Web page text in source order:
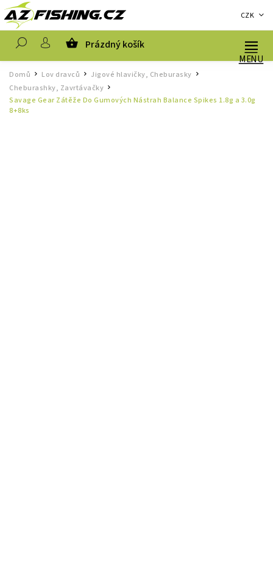
CZK
Prázdný košík
Domů / Lov dravců / Jigové hlavičky, Cheburasky
Cheburashky, Zavrtávačky /
Savage Gear Zátěže Do Gumových Nástrah Balance Spikes 1.8g a 3.0g
8+8ks